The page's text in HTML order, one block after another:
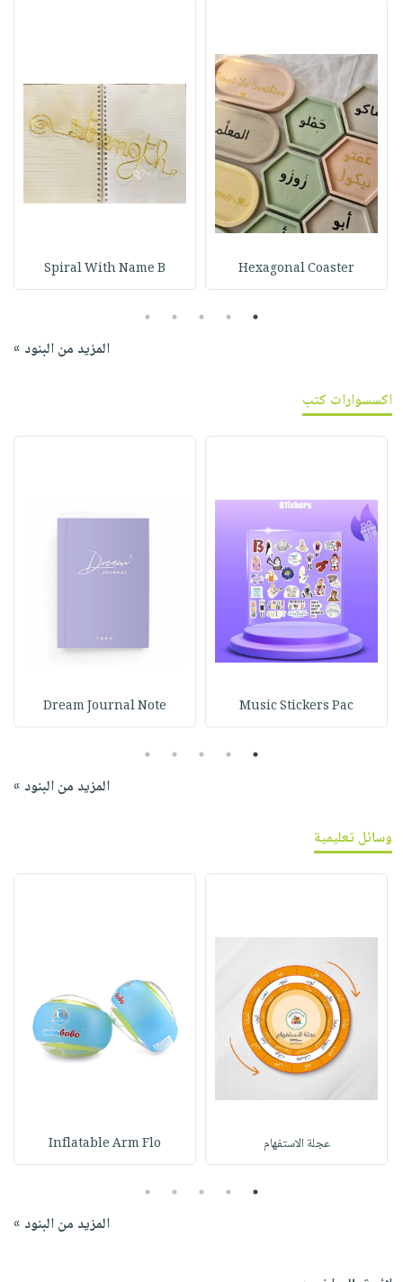
Hexagonal Coaster
Spiral With Name B
1
2
3
4
5
المزيد من البنود »
اكسسوارات كتب
Music Stickers Pac
Dream Journal Note
1
2
3
4
5
المزيد من البنود »
وسائل تعليمية
عجلة الاستفهام Inflatable Arm Flo
1
2
3
4
5
المزيد من البنود »